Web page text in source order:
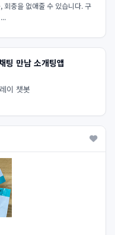
회충을 없애줄 수 있습니다. 구
팅 만남 소개팅앱
이 챗봇